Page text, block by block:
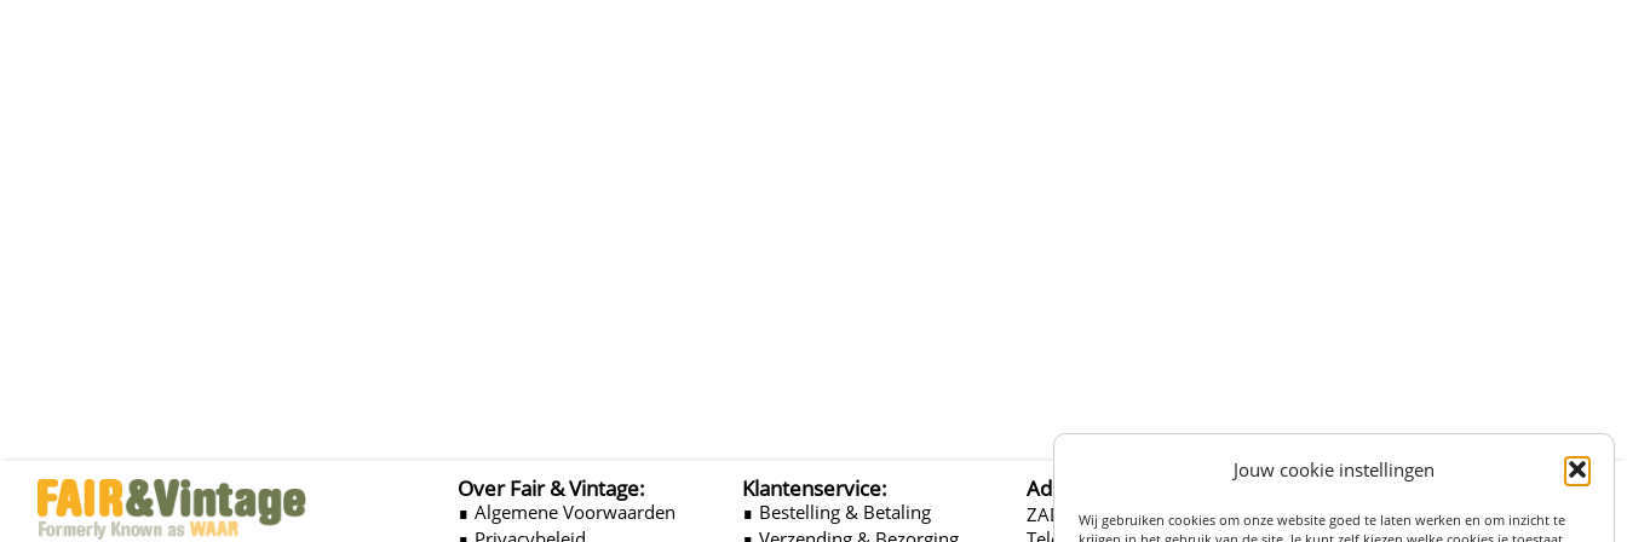
Jouw cookie instellingen
Wij gebruiken cookies om onze website goed te laten werken en om inzicht te
krijgen in het gebruik van de site. Je kunt zelf kiezen welke cookies je toestaat.
Over Fair & Vintage:
∎ Algemene Voorwaarden
Klantenservice:
∎ Bestelling & Betaling
Adres:
ZADELSTRAAT 27, 3511LS UTRECHT (centrum)